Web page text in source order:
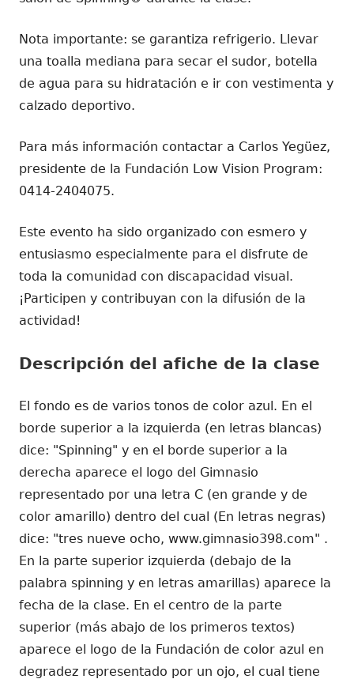
Nota importante: se garantiza refrigerio. Llevar
una toalla mediana para secar el sudor, botella
de agua para su hidratación e ir con vestimenta y
calzado deportivo.
Para más información contactar a Carlos Yegüez,
presidente de la Fundación Low Vision Program:
0414-2404075.
Este evento ha sido organizado con esmero y
entusiasmo especialmente para el disfrute de
toda la comunidad con discapacidad visual.
¡Participen y contribuyan con la difusión de la
actividad!
Descripción del afiche de la clase
El fondo es de varios tonos de color azul. En el
borde superior a la izquierda (en letras blancas)
dice: "Spinning" y en el borde superior a la
derecha aparece el logo del Gimnasio
representado por una letra C (en grande y de
color amarillo) dentro del cual (En letras negras)
dice: "tres nueve ocho, www.gimnasio398.com" .
En la parte superior izquierda (debajo de la
palabra spinning y en letras amarillas) aparece la
fecha de la clase. En el centro de la parte
superior (más abajo de los primeros textos)
aparece el logo de la Fundación de color azul en
degradez representado por un ojo, el cual tiene